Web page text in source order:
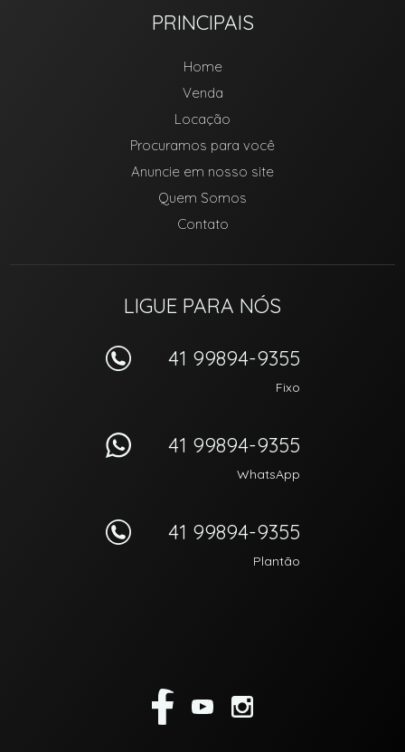
PRINCIPAIS
Home
Venda
Locação
Procuramos para você
Anuncie em nosso site
Quem Somos
Contato
LIGUE PARA NÓS
41 99894-9355
Fixo
41 99894-9355
WhatsApp
41 99894-9355
Plantão